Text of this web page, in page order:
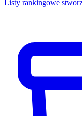
Listy rankingowe